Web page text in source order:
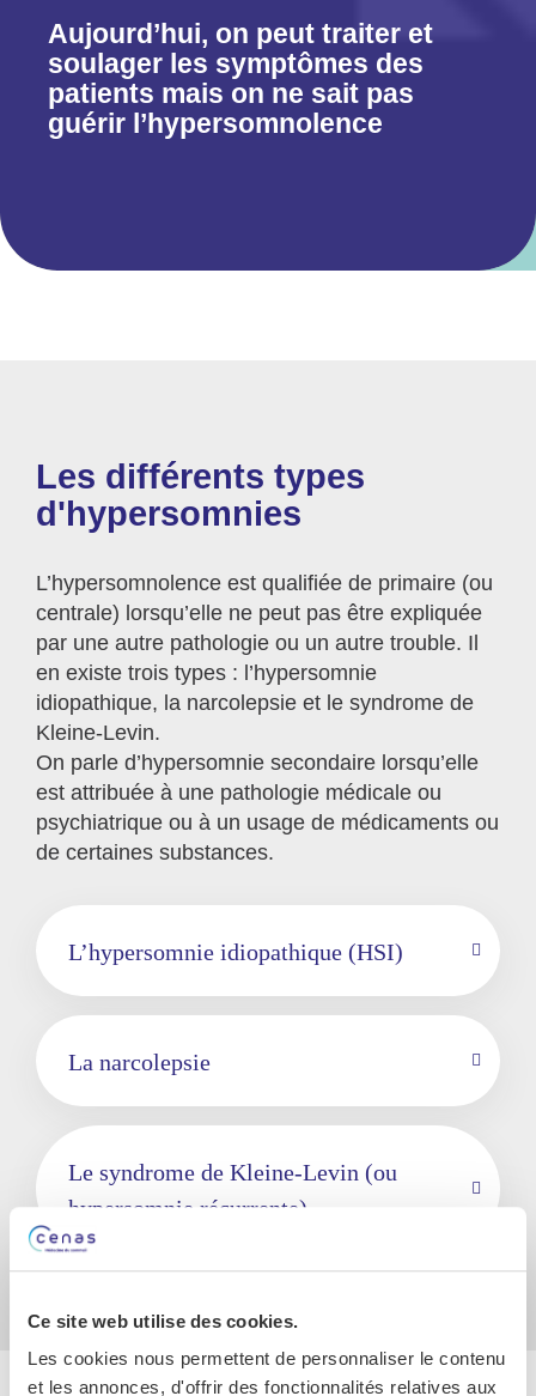
Ce site web utilise des cookies.
Les cookies nous permettent de personnaliser le contenu
et les annonces, d'offrir des fonctionnalités relatives aux
Aujourd’hui, on peut traiter et
soulager les symptômes des
patients mais on ne sait pas
guérir l’hypersomnolence
Les différents types
d'hypersomnies
L’hypersomnolence est qualifiée de primaire (ou
centrale) lorsqu’elle ne peut pas être expliquée
par une autre pathologie ou un autre trouble. Il
en existe trois types : l’hypersomnie
idiopathique, la narcolepsie et le syndrome de
Kleine-Levin.
On parle d’hypersomnie secondaire lorsqu’elle
est attribuée à une pathologie médicale ou
psychiatrique ou à un usage de médicaments ou
de certaines substances.
L’hypersomnie idiopathique (HSI)
La narcolepsie
Le syndrome de Kleine-Levin (ou
hypersomnie récurrente)